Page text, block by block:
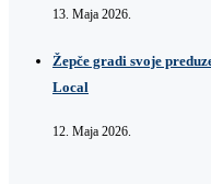
13. Maja 2026.
Žepče gradi svoje
Local
12. Maja 2026.